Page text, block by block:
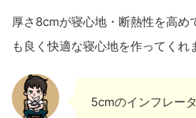
厚さ8cmが寝心地・断熱性を高め
も良く快適な寝心地を作ってくれ
5cmのインフレー